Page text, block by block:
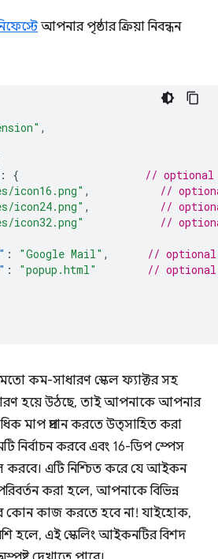
আপনার পৃষ্ঠার ক্রিয়া নিবন্ধন
,
: {
// optional
icon16.png" ,
//
icon24.png" ,
//
icon32.png"
//
: "Google Mail" ,
//
: "popup.html"
// optional
কম-সাধারণ স্কেল ফ্যাক্টর সহ
হয়ে উঠছে, তাই আপনাকে আপনার
মাপ প্রদান করতে উত্সাহিত করা
নির্বাচন করবে এবং 16-ডিপ স্পেস
করবে। এটি নিশ্চিত করে যে আইকন
করা হলে, আপনাকে বিভিন্ন
কোন কাজ করতে হবে না! যাইহোক,
হলে, এই স্কেলিং আইকনটির বিশদ